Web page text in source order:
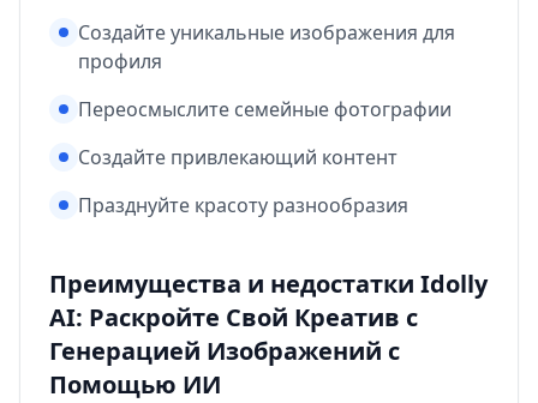
Создайте уникальные изображения для
профиля
Переосмыслите семейные фотографии
Создайте привлекающий контент
Празднуйте красоту разнообразия
Преимущества и недостатки Idolly
AI: Раскройте Свой Креатив с
Генерацией Изображений с
Помощью ИИ